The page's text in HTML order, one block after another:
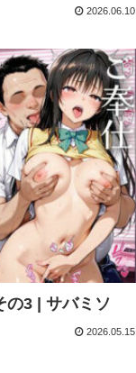
2026.06.10
の3 | サバミソ
2026.05.15